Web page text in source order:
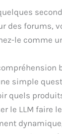
des forums,
le comme
simple
quels
le LLM faire